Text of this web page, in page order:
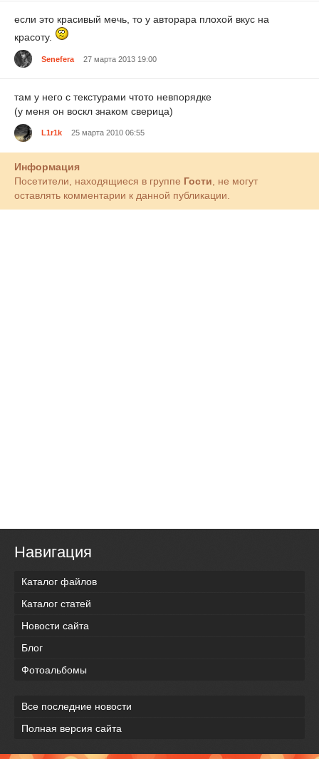
если это красивый мечь, то у авторара плохой вкус на
красоту.
Senefera 27 марта 2013 19:00
там у него с текстурами чтото невпорядке
(у меня он воскл знаком сверица)
L1r1k 25 марта 2010 06:55
Информация
Посетители, находящиеся в группе Гости , не могут
оставлять комментарии к данной публикации.
Навигация
Каталог файлов
Каталог статей
Новости сайта
Блог
Фотоальбомы
Все последние новости
Полная версия сайта